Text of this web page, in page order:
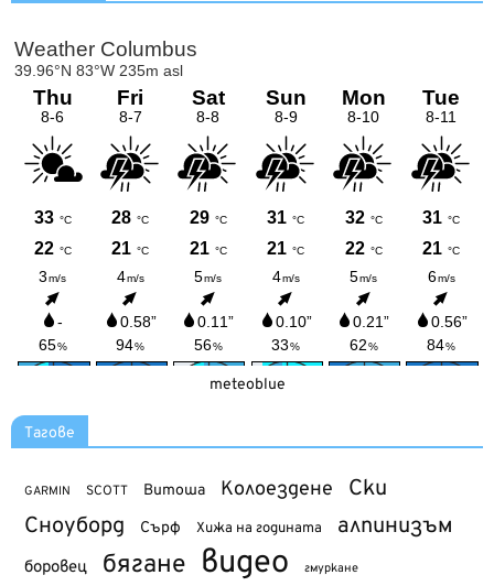
meteoblue
Тагове
GARMIN SCOTT Витоша Колоездене Ски
Сноуборд Сърф Хижа на годината алпинизъм
боровец бягане видео гмуркане